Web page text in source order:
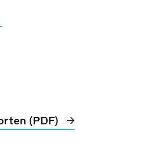
(PDF)